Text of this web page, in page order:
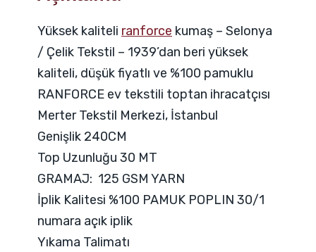
Yüksek kaliteli ranforce kumaş – Selonya
/ Çelik Tekstil – 1939’dan beri yüksek
kaliteli, düşük fiyatlı ve %100 pamuklu
RANFORCE ev tekstili toptan ihracatçısı
Merter Tekstil Merkezi, İstanbul
Genişlik 240CM
Top Uzunluğu 30 MT
GRAMAJ: 125 GSM YARN
İplik Kalitesi %100 PAMUK POPLIN 30/1
numara açık iplik
Yıkama Talimatı